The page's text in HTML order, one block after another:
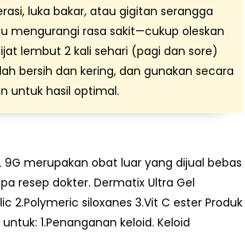
luka bakar, atau gigitan serangga
mengurangi rasa sakit—cukup oleskan
lembut 2 kali sehari (pagi dan sore)
bersih dan kering, dan gunakan secara
untuk hasil optimal.
9G merupakan obat luar yang dijual bebas
resep dokter. Dermatix Ultra Gel
2.Polymeric siloxanes 3.Vit C ester Produk
1.Penanganan keloid. Keloid